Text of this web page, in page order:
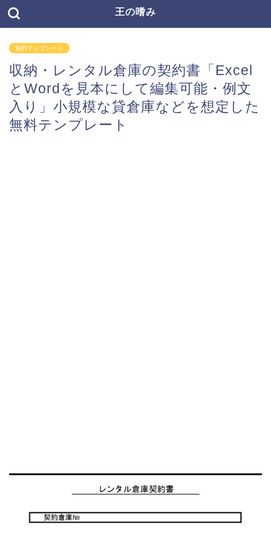
王の嗜み
無料テンプレート
収納・レンタル倉庫の契約書「Excel
とWordを見本にして編集可能・例文
入り」小規模な貸倉庫などを想定した
無料テンプレート